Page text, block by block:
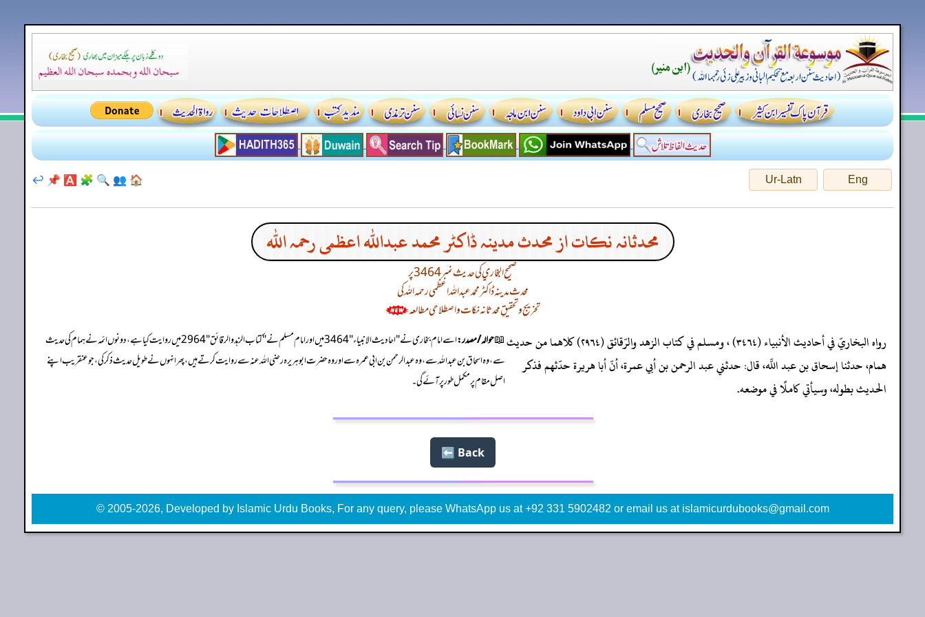
Eng
Ur-Latn
🏠
👥
🔍
🧩
🅰️
📌
↩️
محدثانہ نکات از محدث مدینہ ڈاکٹر محمد عبداللہ اعظمی رحمہ اللہ
صحيح البخاري کی حدیث نمبر 3464 پر
محدث مدینہ ڈاکٹر محمد عبداللہ اعظمی رحمہ اللہ کی
تخريج وتحقيقِ محدثانہ نکات و اصطلاحی مطالعہ
رواه البخاريّ في أحاديث الأنبياء (٣٤٦٤) ، ومسلم في كتاب الزهد والرّقائق (٢٩٦٤) كلاهما من حديث
همام، حدثنا إسحاق بن عبد اللَّه، قال: حدثني عبد الرحمن بن أبي عمرة، أنّ أبا هريرة حدّثهم فذكر
الحديث بطوله، وسيأتي كاملًا في موضعه.
📖حوالہ / مصدر:
اسے امام بخاری نے "احادیث الانبیاء" 3464 میں اور امام مسلم نے "کتاب الزہد والرقائق" 2964 میں روایت کیا ہے، دونوں ائمہ نے ہمام کی حدیث
سے، وہ اسحاق بن عبد اللہ سے، وہ عبد الرحمن بن ابی عمرہ سے اور وہ حضرت ابوہریرہ رضی اللہ عنہ سے روایت کرتے ہیں، پھر انہوں نے طویل حدیث ذکر کی، جو عنقریب اپنے
اصل مقام پر مکمل طور پر آئے گی۔
Back ⬅️
© 2005-2026, Developed by Islamic Urdu Books, For any query, please WhatsApp us at +92 331 5902482 or email us at islamicurdubooks@gmail.com